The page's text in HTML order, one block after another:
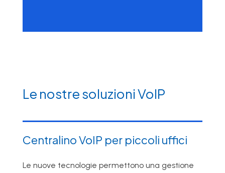
Le nostre soluzioni VoIP
Centralino VoIP per piccoli uffici
Le nuove tecnologie permettono una gestione